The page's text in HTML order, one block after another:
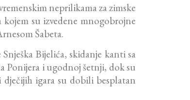
neprilikama za zimske
su izvedene mnogobrojne
Šabeta.
Snješka Bijelića, skidanje kanti sa
Ponijera i ugodnoj šetnji, dok su
igara su dobili besplatan